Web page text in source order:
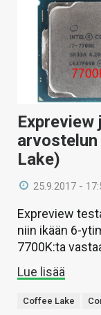
Lake)
25.9.2017 -
Expreview
niin ikään 6-
7700K:ta
Lue lisää
Coffee Lake